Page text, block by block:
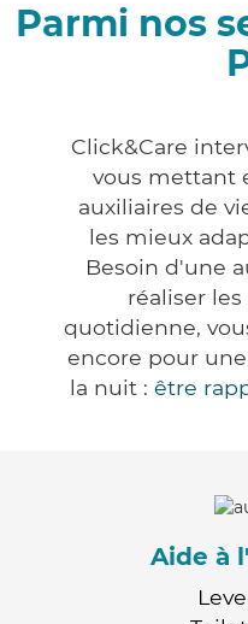
Parmi nos
Click&Care
vous mettant
auxiliaires de
les mieux
Besoin d'une
réaliser
quotidienne,
encore pour
la nuit : être
Aide à